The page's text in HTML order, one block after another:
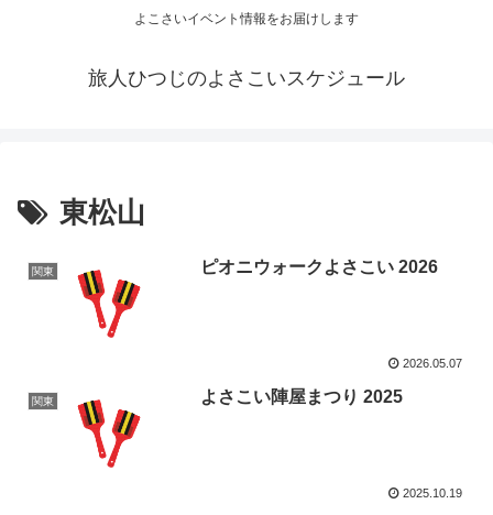
よこさいイベント情報をお届けします
旅人ひつじのよさこいスケジュール
東松山
関東 ピオニウォークよさこい 2026
2026.05.07
関東 よさこい陣屋まつり 2025
2025.10.19